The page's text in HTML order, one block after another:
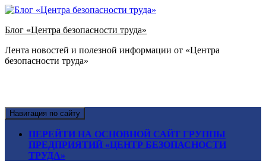
Блог «Центра безопасности труда»
Лента новостей и полезной информации от «Центра
безопасности труда»
Навигация по сайту
ПЕРЕЙТИ НА ОСНОВНОЙ САЙТ ГРУППЫ
ПРЕДПРИЯТИЙ «ЦЕНТР БЕЗОПАСНОСТИ
ТРУДА»